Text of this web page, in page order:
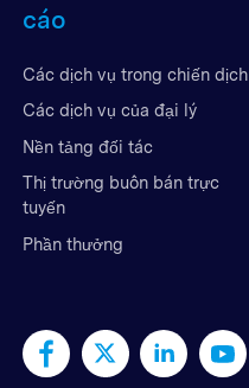
cáo
Các dịch vụ trong chiến dịch
Các dịch vụ của đại lý
Nền tảng đối tác
Thị trường buôn bán trực
tuyến
Phần thưởng